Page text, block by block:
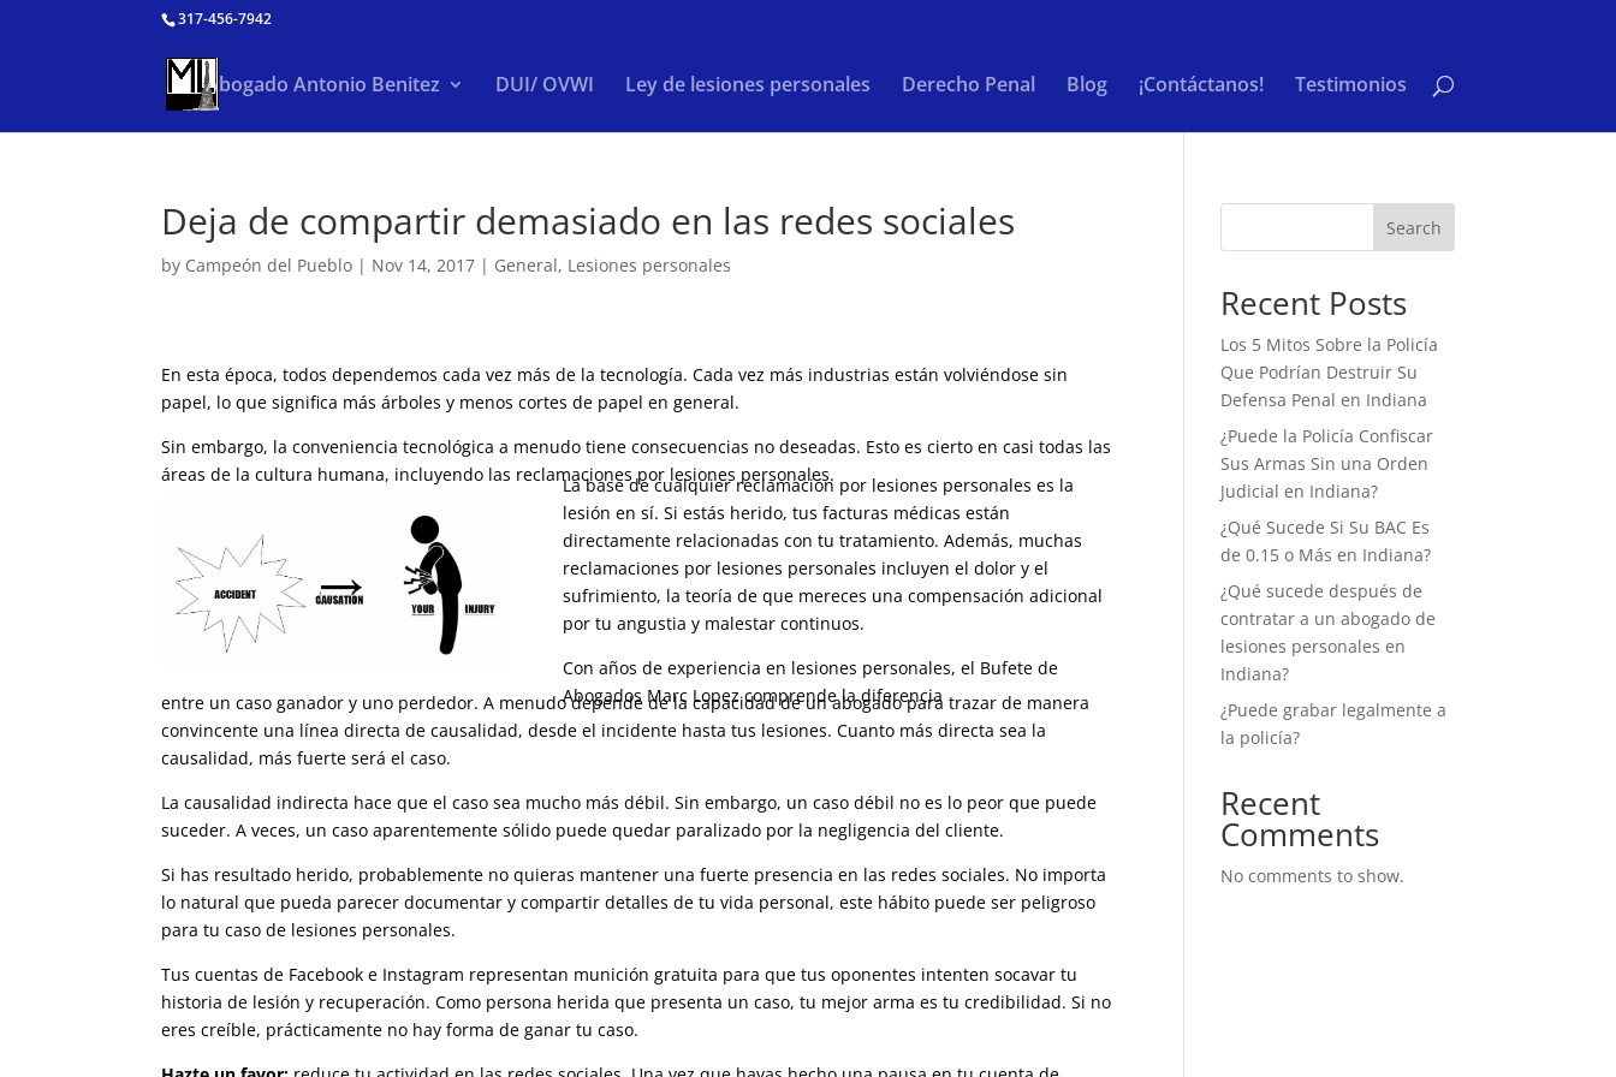
317-456-7942
Abogado Antonio Benitez DUI/ OVWI Ley de lesiones personales Derecho Penal Blog ¡Contáctanos! Testimonios
Deja de compartir demasiado en las redes sociales
by Campeón del Pueblo | Nov 14, 2017 | General, Lesiones personales
En esta época, todos dependemos cada vez más de la tecnología. Cada vez más industrias están volviéndose sin
papel, lo que significa más árboles y menos cortes de papel en general.
Sin embargo, la conveniencia tecnológica a menudo tiene consecuencias no deseadas. Esto es cierto en casi todas las
áreas de la cultura humana, incluyendo las reclamaciones por lesiones personales.
La base de cualquier reclamación por lesiones personales es la
lesión en sí. Si estás herido, tus facturas médicas están
directamente relacionadas con tu tratamiento. Además, muchas
reclamaciones por lesiones personales incluyen el dolor y el
sufrimiento, la teoría de que mereces una compensación adicional
por tu angustia y malestar continuos.
Con años de experiencia en lesiones personales, el Bufete de
Abogados Marc Lopez comprende la diferencia
entre un caso ganador y uno perdedor. A menudo depende de la capacidad de un abogado para trazar de manera
convincente una línea directa de causalidad, desde el incidente hasta tus lesiones. Cuanto más directa sea la
causalidad, más fuerte será el caso.
La causalidad indirecta hace que el caso sea mucho más débil. Sin embargo, un caso débil no es lo peor que puede
suceder. A veces, un caso aparentemente sólido puede quedar paralizado por la negligencia del cliente.
Si has resultado herido, probablemente no quieras mantener una fuerte presencia en las redes sociales. No importa
lo natural que pueda parecer documentar y compartir detalles de tu vida personal, este hábito puede ser peligroso
para tu caso de lesiones personales.
Tus cuentas de Facebook e Instagram representan munición gratuita para que tus oponentes intenten socavar tu
historia de lesión y recuperación. Como persona herida que presenta un caso, tu mejor arma es tu credibilidad. Si no
eres creíble, prácticamente no hay forma de ganar tu caso.
Search
Recent Posts
Los 5 Mitos Sobre la Policía
Que Podrían Destruir Su
Defensa Penal en Indiana
¿Puede la Policía Confiscar
Sus Armas Sin una Orden
Judicial en Indiana?
¿Qué Sucede Si Su BAC Es
de 0.15 o Más en Indiana?
¿Qué sucede después de
contratar a un abogado de
lesiones personales en
Indiana?
¿Puede grabar legalmente a
la policía?
Recent
Comments
No comments to show.